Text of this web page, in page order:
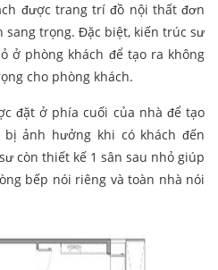
được trang trí đồ nội thất đơn
sang trọng. Đặc biệt, kiến trúc sư
ở phòng khách để tạo ra không
cho phòng khách.
đặt ở phía cuối của nhà để tạo
ảnh hưởng khi có khách đến
còn thiết kế 1 sân sau nhỏ giúp
bếp nói riêng và toàn nhà nói